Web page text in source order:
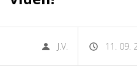
J.V. 11. 09.